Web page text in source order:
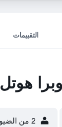
التقييمات
هوتل
2 من الضيوف، غرفة واحدة